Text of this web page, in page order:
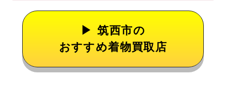
筑西市の
おすすめ着物買取店